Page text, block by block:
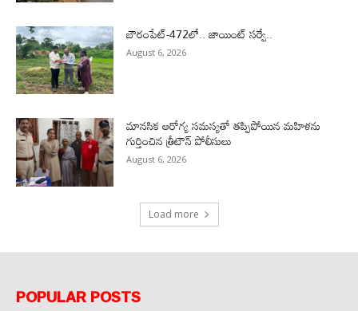
బౌరంపేట్-472లో.. జాయింట్ సర్వే..
August 6, 2026
మానసిక ఆరోగ్య సమస్యతో తప్పిపోయిన మహిళను
గుర్తించిన త్రీటౌన్ పోలీసులు
August 6, 2026
Load more
POPULAR POSTS